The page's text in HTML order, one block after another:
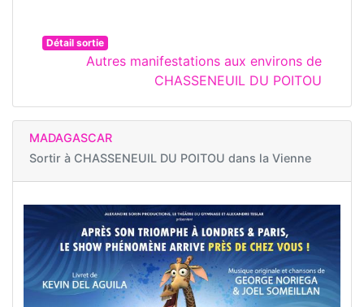
Détail sortie
Autres manifestations aux environs de
CHASSENEUIL DU POITOU
MADAGASCAR
Sortir à CHASSENEUIL DU POITOU dans la Vienne